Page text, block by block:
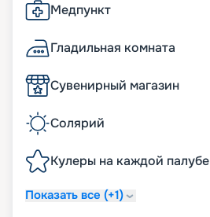
Медпункт
Гладильная комната
Сувенирный магазин
Солярий
Кулеры на каждой палубе
Показать все (+1)